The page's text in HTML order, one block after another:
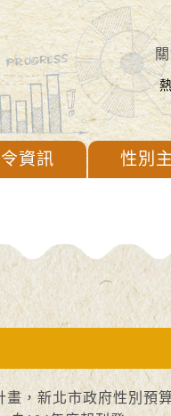
資訊 性別
新北市政府性別預